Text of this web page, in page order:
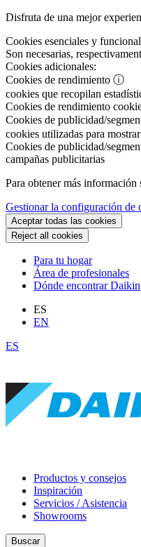
Disfruta de una mejor
Cookies esenciales y
Son necesarias,
Cookies adicionales:
Cookies de rendimiento ⓘ
cookies que recopilan
Cookies de rendimiento
Cookies de publicidad/
cookies utilizadas para
Cookies de publicidad/
campañas publicitarias
Para obtener más información
Gestionar la configuración de
Aceptar todas las cookies
Reject all cookies
Para tu hogar
Área de profesionales
Dónde encontrar Daikin
ES
EN
ES
Productos y consejos
Inspiración
Servicios / Asistencia
Showrooms
Buscar